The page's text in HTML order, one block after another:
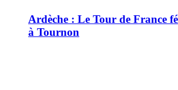
Ardèche : Le Tour de France
à Tournon